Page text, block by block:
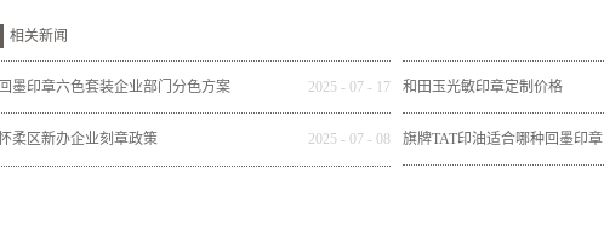
相关新闻
回墨印章六色套装企业部门分色方案 2025 -07 - 17 和田玉光敏印章定制价格
柔区新办企业刻章政策 2025 -07 -08 旗牌TAT印油适合哪种回墨印章